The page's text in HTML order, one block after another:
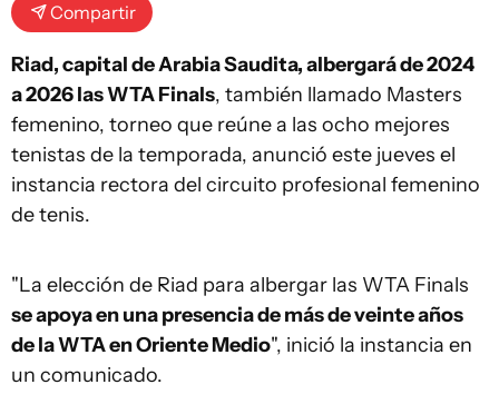
Compartir
Riad, capital de Arabia Saudita, albergará de 2024
a 2026 las WTA Finals, también llamado Masters
femenino, torneo que reúne a las ocho mejores
tenistas de la temporada, anunció este jueves el
instancia rectora del circuito profesional femenino
de tenis.
"La elección de Riad para albergar las WTA Finals
se apoya en una presencia de más de veinte años
de la WTA en Oriente Medio", inició la instancia en
un comunicado.